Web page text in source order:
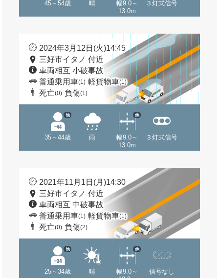
45～54歳 晴
幅9.0～
13.0m
３灯式信号
2024年3月12日(火)14:45
三好市イタノ 付近
車両相互 小破事故
普通乗用車(1) 軽貨物車(1)
死亡(0) 負傷(1)
35～44歳
他
雨
幅9.0～
13.0m
他
３灯式信号
2021年11月1日(月)14:30
三好市イタノ 付近
車両相互 中破事故
普通乗用車(1) 軽貨物車(1)
死亡(0) 負傷(2)
25～34歳
他
晴
幅9.0～
他
信号なし